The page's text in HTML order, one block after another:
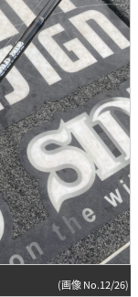
(画像 No.12/26)